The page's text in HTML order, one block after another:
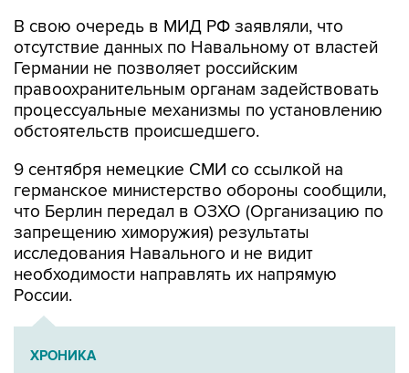
В свою очередь в МИД РФ заявляли, что
отсутствие данных по Навальному от властей
Германии не позволяет российским
правоохранительным органам задействовать
процессуальные механизмы по установлению
обстоятельств происшедшего.
9 сентября немецкие СМИ со ссылкой на
германское министерство обороны сообщили,
что Берлин передал в ОЗХО (Организацию по
запрещению химоружия) результаты
исследования Навального и не видит
необходимости направлять их напрямую
России.
ХРОНИКА